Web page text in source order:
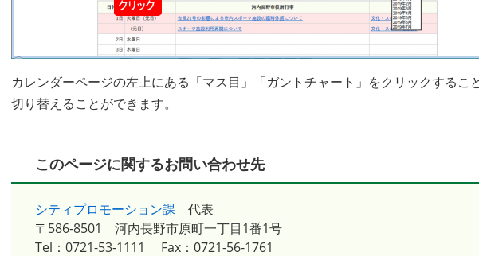
カレンダーページの左上にある「マス目」「ガントチャート」をクリックするこ
切り替えることができます。
このページに関するお問い合わせ先
シティプロモーション課
代表
〒586-8501
河内長野市原町一丁目1番1号
Tel：0721-53-1111
Fax：0721-56-1761